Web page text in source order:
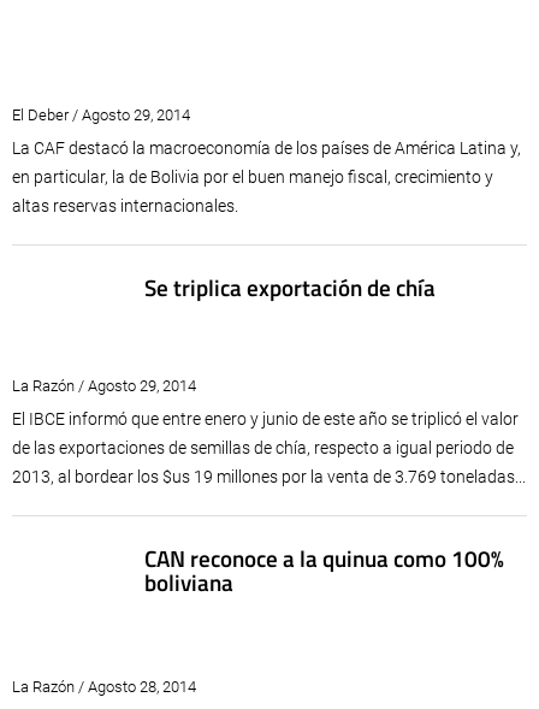
El Deber / Agosto 29, 2014
La CAF destacó la macroeconomía de los países de América Latina y,
en particular, la de Bolivia por el buen manejo fiscal, crecimiento y
altas reservas internacionales.
Se triplica exportación de chía
La Razón / Agosto 29, 2014
El IBCE informó que entre enero y junio de este año se triplicó el valor
de las exportaciones de semillas de chía, respecto a igual periodo de
2013, al bordear los $us 19 millones por la venta de 3.769 toneladas...
CAN reconoce a la quinua como 100%
boliviana
La Razón / Agosto 28, 2014